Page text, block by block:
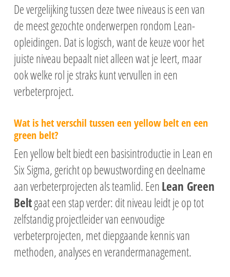
De vergelijking tussen deze twee niveaus is een van
de meest gezochte onderwerpen rondom Lean-
opleidingen. Dat is logisch, want de keuze voor het
juiste niveau bepaalt niet alleen wat je leert, maar
ook welke rol je straks kunt vervullen in een
verbeterproject.
Wat is het verschil tussen een yellow belt en een
green belt?
Een yellow belt biedt een basisintroductie in Lean en
Six Sigma, gericht op bewustwording en deelname
aan verbeterprojecten als teamlid. EenLean Green
Beltgaat een stap verder: dit niveau leidt je op tot
zelfstandig projectleider van eenvoudige
verbeterprojecten, met diepgaande kennis van
methoden, analyses en verandermanagement.